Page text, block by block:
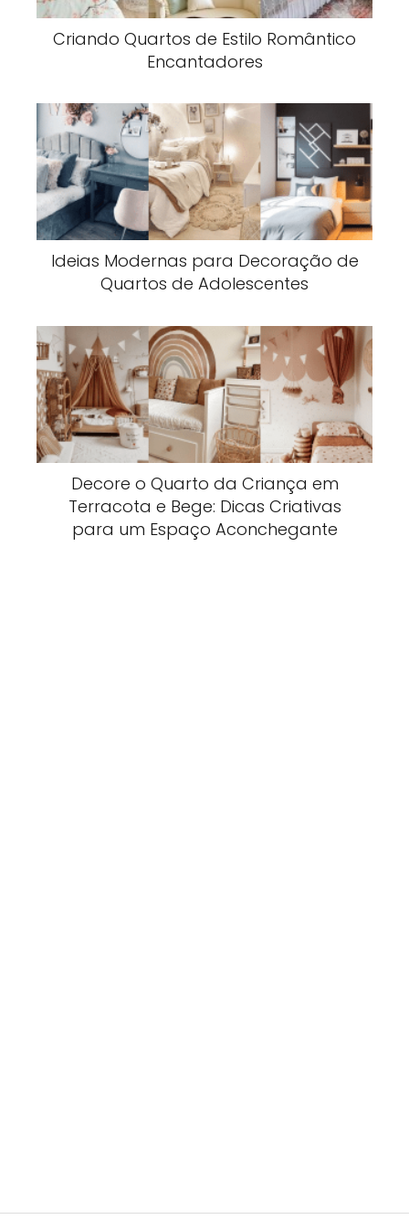
Criando Quartos de Estilo Romântico
Encantadores
Ideias Modernas para Decoração de
Quartos de Adolescentes
Decore o Quarto da Criança em
Terracota e Bege: Dicas Criativas
para um Espaço Aconchegante